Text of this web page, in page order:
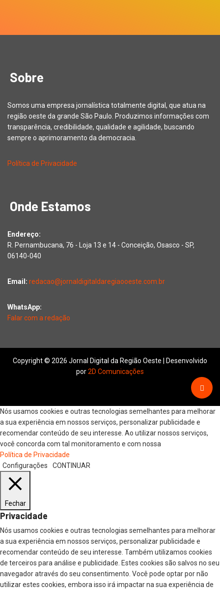
Sobre
Somos uma empresa jornalística totalmente digital, que atua na
região oeste da grande São Paulo. Produzimos informações com
transparência, credibilidade, qualidade e agilidade, buscando
sempre o aprimoramento da democracia.
Política de Privacidade
Onde Estamos
Endereço:
R. Pernambucana, 76 - Loja 13 e 14 - Conceição, Osasco - SP,
06140-040
Email: redacao@jornaldigitaldaregiaooeste.com.br
WhatsApp:
Falar com a redação
Copyright © 2026 Jornal Digital da Região Oeste | Desenvolvido
por2D Comunicações
Nós usamos cookies e outras tecnologias semelhantes para melhorar
a sua experiência em nossos serviços, personalizar publicidade e
recomendar conteúdo de seu interesse. Ao utilizar nossos serviços,
você concorda com tal monitoramento e com nossa
Política de Privacidade
Configurações
CONTINUAR
Fechar
Privacidade
Nós usamos cookies e outras tecnologias semelhantes para melhorar
a sua experiência em nossos serviços, personalizar publicidade e
recomendar conteúdo de seu interesse. Também utilizamos cookies
de terceiros para análise e publicidade. Estes cookies são salvos no seu
navegador através do seu consentimento. Você pode optar por não
utilizar estes cookies, embora isso irá impactar na sua experiência de